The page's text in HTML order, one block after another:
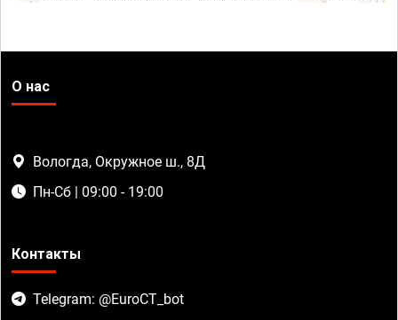
О нас
Вологда, Окружное ш., 8Д
Пн-Сб | 09:00 - 19:00
Контакты
Telegram: @EuroCT_bot